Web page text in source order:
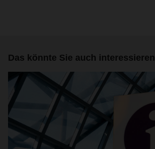
Das könnte Sie auch interessieren